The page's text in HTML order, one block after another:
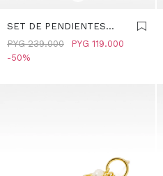
SET DE PENDIENTES
COM CIRCONITAS Y
CADENA - PLATA DE LEY
PYG 119.000
PYG 239.000
50